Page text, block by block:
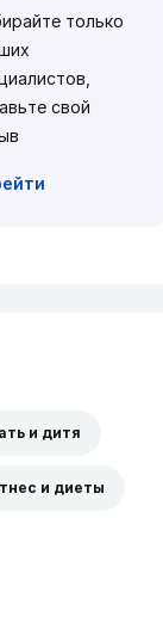
только
свой
и дитя
и диеты